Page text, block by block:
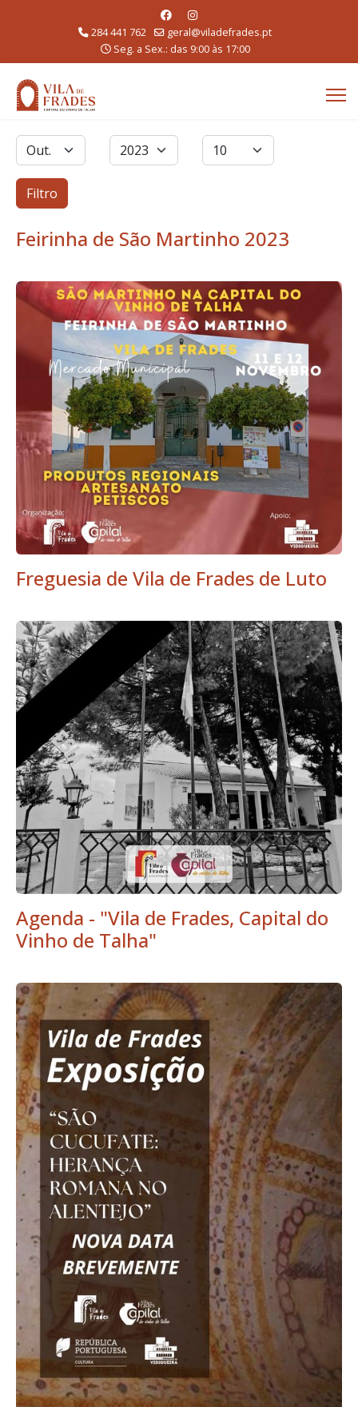
284 441 762
geral@viladefrades.pt
Seg. a Sex.: das 9:00 às 17:00
Filtros
Mês Ano Qtd. a exibir
Filtro
Feirinha de São Martinho 2023
Freguesia de Vila de Frades de Luto
Agenda - "Vila de Frades, Capital do
Vinho de Talha"